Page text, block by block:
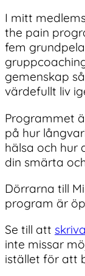
I mitt
the pain
fem
gemenskap
värdefullt liv
Programmet
på hur
hälsa och hur
din smärta
Dörrarna till
program är
Se till att
inte missar
istället för att